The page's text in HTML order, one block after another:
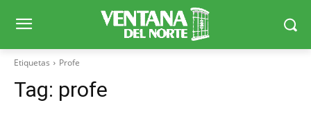
Etiquetas Profe
Tag: profe